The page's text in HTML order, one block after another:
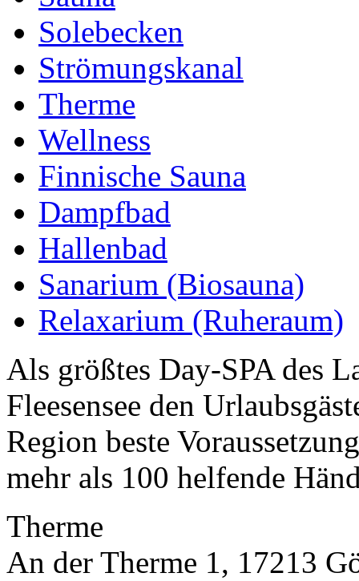
Solebecken
Strömungskanal
Therme
Wellness
Finnische Sauna
Dampfbad
Hallenbad
Sanarium (Biosauna)
Relaxarium (Ruheraum)
Als größtes Day-SPA des
Fleesensee den
Region beste
mehr als 100 helfende
Therme
An der Therme 1, 17213